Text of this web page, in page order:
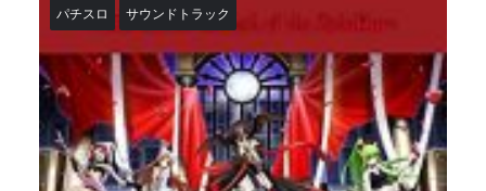
パチスロ サウンドトラック